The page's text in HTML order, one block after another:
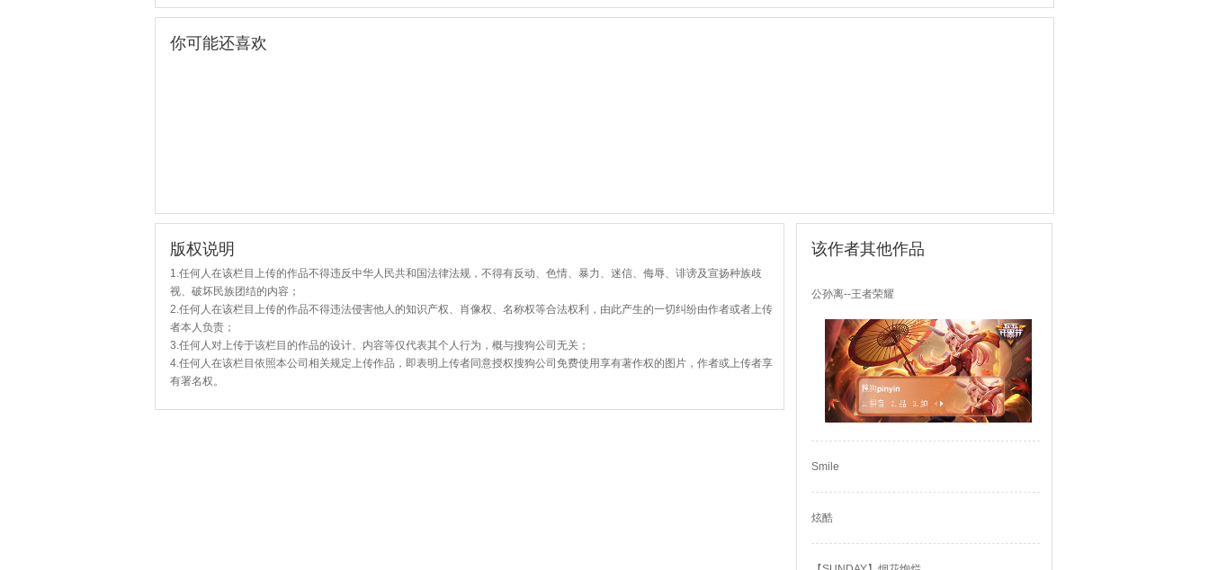
你可能还喜欢
版权说明
1.任何人在该栏目上传的作品不得违反中华人民共和国法律法规，不得有反动、色情、暴力、迷信、侮辱、诽谤及宣扬种族歧
视、破坏民族团结的内容；
2.任何人在该栏目上传的作品不得违法侵害他人的知识产权、肖像权、名称权等合法权利，由此产生的一切纠纷由作者或者上传
者本人负责；
3.任何人对上传于该栏目的作品的设计、内容等仅代表其个人行为，概与搜狗公司无关；
4.任何人在该栏目依照本公司相关规定上传作品，即表明上传者同意授权搜狗公司免费使用享有著作权的图片，作者或上传者享
有署名权。
该作者其他作品
公孙离--王者荣耀
Smile
炫酷